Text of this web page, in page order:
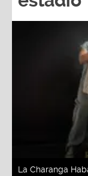
La Charanga
¨Cara de haba